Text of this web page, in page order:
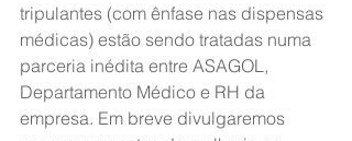
tripulantes (com ênfase nas dispensas
médicas) estão sendo tratadas numa
parceria inédita entre ASAGOL,
Departamento Médico e RH da
empresa. Em breve divulgaremos